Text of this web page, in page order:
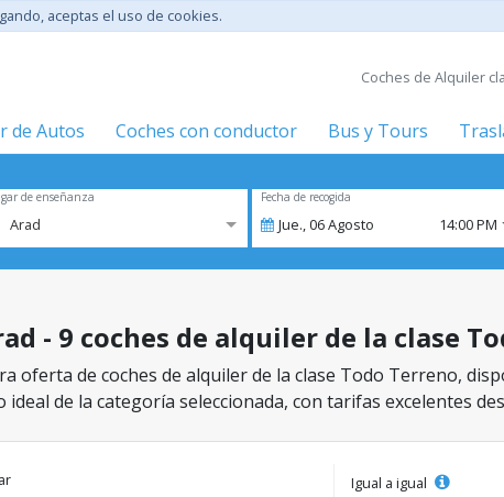
aceptas el uso de cookies.
Coches de Alquiler
de Autos Coches con conductor Bus y Tours
de enseñanza
Arad
Fecha de recogida
Jue.,06Agosto 14:00 PM
- 9 coches de alquiler de la clase
oferta de coches de alquiler de la clase Todo Terreno,
de la categoría seleccionada, con tarifas excelentes
Igual a igual